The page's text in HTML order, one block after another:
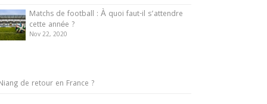
Matchs de football : À quoi faut-il s’attendre
cette année ?
Nov 22, 2020
de retour en France ?